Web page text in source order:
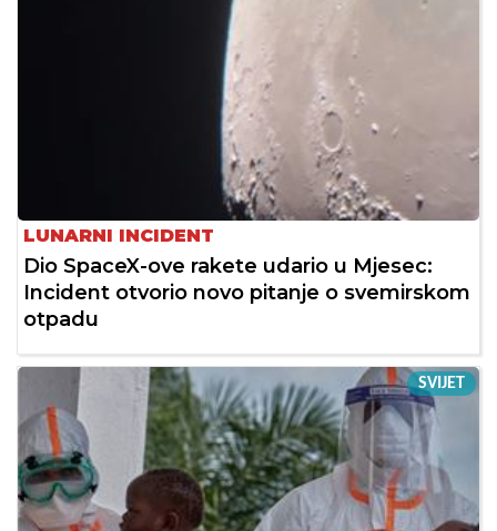
LUNARNI INCIDENT
Dio SpaceX-ove rakete udario u Mjesec:
Incident otvorio novo pitanje o svemirskom
otpadu
SVIJET